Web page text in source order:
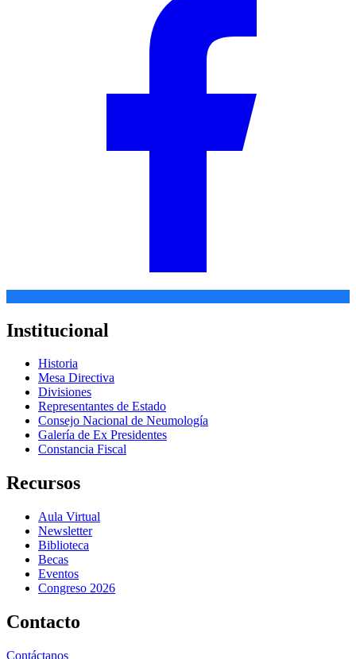
Institucional
Historia
Mesa Directiva
Divisiones
Representantes de Estado
Consejo Nacional de Neumología
Galería de Ex Presidentes
Constancia Fiscal
Recursos
Aula Virtual
Newsletter
Biblioteca
Becas
Eventos
Congreso 2026
Contacto
Contáctanos